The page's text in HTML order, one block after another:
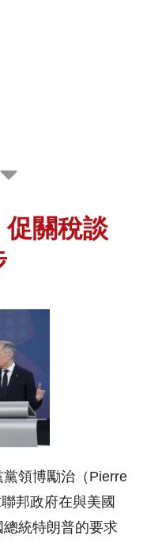
關稅談
黨領博勵治（Pierre
邦政府在與美國
統特朗普的要求